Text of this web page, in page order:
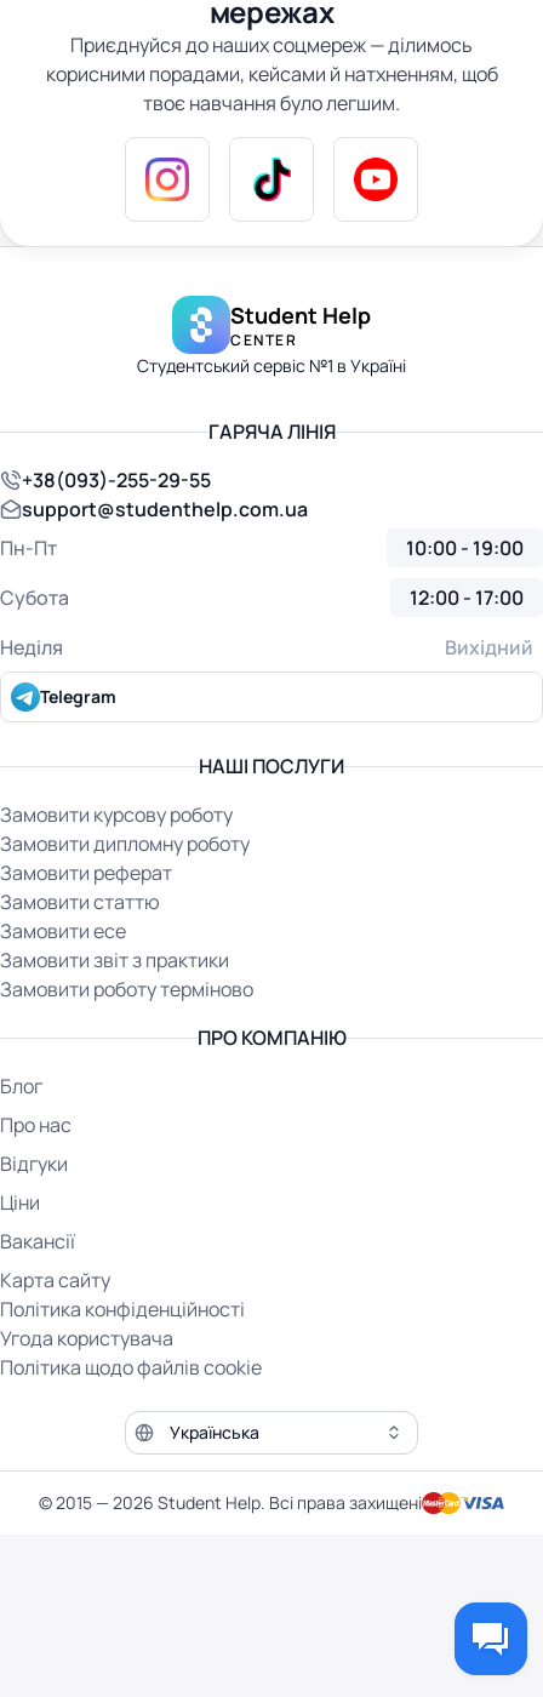
мережах
Приєднуйся до наших соцмереж — ділимось
корисними порадами, кейсами й натхненням, щоб
твоє навчання було легшим.
Student Help
CENTER
Студентський сервіс №1 в Україні
НАШІ ПОСЛУГИ
Замовити курсову роботу
Замовити дипломну роботу
Замовити реферат
Замовити статтю
Замовити есе
Замовити звіт з практики
Замовити роботу терміново
ПРО КОМПАНІЮ
Блог
Про нас
Відгуки
Ціни
Вакансії
Карта сайту
Політика конфіденційності
Угода користувача
Політика щодо файлів cookie
ГАРЯЧА ЛІНІЯ
+38(093)-255-29-55
support@studenthelp.com.ua
Пн-Пт
10:00 - 19:00
Субота
12:00 - 17:00
Неділя
Вихідний
Telegram
Мова сайту
© 2015 — 2026 Student Help. Всі права захищені